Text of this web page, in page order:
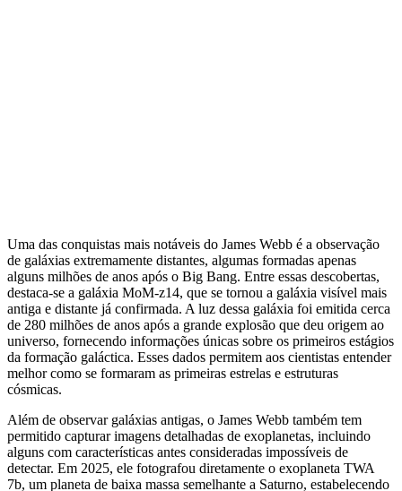
Uma das conquistas mais notáveis do James Webb é a observação
de galáxias extremamente distantes, algumas formadas apenas
alguns milhões de anos após o Big Bang. Entre essas descobertas,
destaca-se a galáxia MoM‑z14, que se tornou a galáxia visível mais
antiga e distante já confirmada. A luz dessa galáxia foi emitida cerca
de 280 milhões de anos após a grande explosão que deu origem ao
universo, fornecendo informações únicas sobre os primeiros estágios
da formação galáctica. Esses dados permitem aos cientistas entender
melhor como se formaram as primeiras estrelas e estruturas
cósmicas.
Além de observar galáxias antigas, o James Webb também tem
permitido capturar imagens detalhadas de exoplanetas, incluindo
alguns com características antes consideradas impossíveis de
detectar. Em 2025, ele fotografou diretamente o exoplaneta TWA
7b, um planeta de baixa massa semelhante a Saturno, estabelecendo